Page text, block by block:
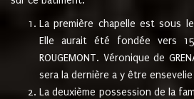
La première chapelle est sous
Elle aurait été fondée vers
ROUGEMONT. Véronique de
sera la dernière a y être
La deuxième possession de la